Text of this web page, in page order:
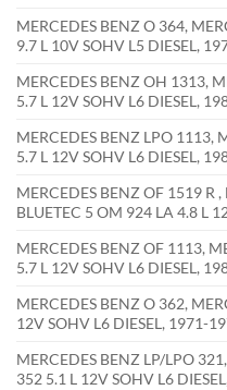
MERCEDES BENZ O 364,
9.7 L 10V SOHV L5 DIESEL,
MERCEDES BENZ OH 1313,
5.7 L 12V SOHV L6 DIESEL,
MERCEDES BENZ LPO 1113,
5.7 L 12V SOHV L6 DIESEL,
MERCEDES BENZ OF 1519 R
BLUETEC 5 OM 924 LA 4.8 L
MERCEDES BENZ OF 1113,
5.7 L 12V SOHV L6 DIESEL,
MERCEDES BENZ O 362,
12V SOHV L6 DIESEL, 1971-
MERCEDES BENZ LP/LPO
352 5.1 L 12V SOHV L6